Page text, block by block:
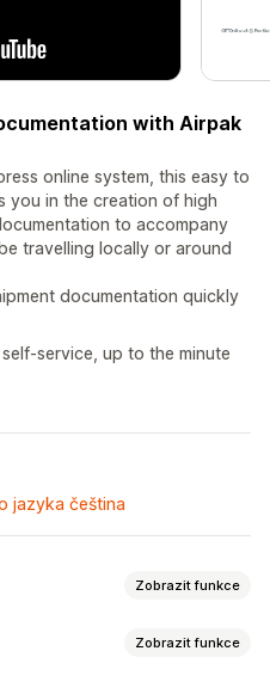
with Airpak
online system, this easy to
you in the creation of high
to accompany
travelling locally or around
documentation quickly
service, up to the minute
jazyka čeština
Zobrazit funkce
Zobrazit funkce